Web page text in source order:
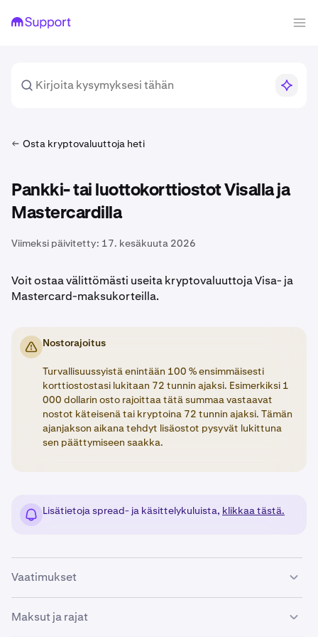
Osta kryptovaluuttoja heti
Pankki- tai luottokorttiostot Visalla ja
Mastercardilla
Viimeksi päivitetty: 17. kesäkuuta 2026
Voit ostaa välittömästi useita kryptovaluuttoja Visa- ja
Mastercard-maksukorteilla.
Nostorajoitus
Turvallisuussyistä enintään 100 % ensimmäisesti
korttiostostasi lukitaan 72 tunnin ajaksi. Esimerkiksi 1
000 dollarin osto rajoittaa tätä summaa vastaavat
nostot käteisenä tai kryptoina 72 tunnin ajaksi. Tämän
ajanjakson aikana tehdyt lisäostot pysyvät lukittuna
sen päättymiseen saakka.
Lisätietoja spread- ja käsittelykuluista, klikkaa tästä.
Vaatimukset
Jos haluat lisätä maksukortin Kraken-tilillesi, varmista
seuraavat asiat:
Maksut ja rajat